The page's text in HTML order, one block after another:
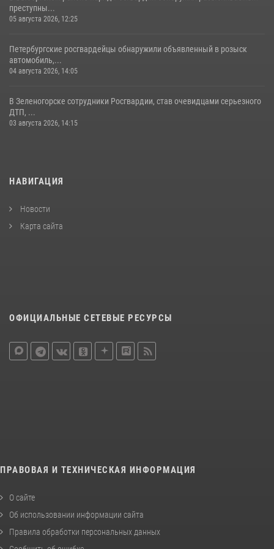
преступны...
05 августа 2026, 12:25
Петербургские росгвардейцы обнаружили объявленный в розыск
автомобиль,...
04 августа 2026, 14:05
В Зеленогорске сотрудники Росгвардии, став очевидцами серьезного
ДТП, ...
03 августа 2026, 14:15
НАВИГАЦИЯ
Новости
Карта сайта
ОФИЦИАЛЬНЫЕ СЕТЕВЫЕ РЕСУРСЫ
ПРАВОВАЯ И ТЕХНИЧЕСКАЯ ИНФОРМАЦИЯ
О сайте
Об использовании информации сайта
Правила обработки персональных данных